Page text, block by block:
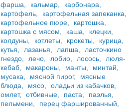
фарша,
кальмар,
карбонара,
картофель,
картофельная запеканка,
картофельное пюре,
картошка,
картошка с мясом,
каша,
клецки,
колдуны,
котлеты, крокеты,
курица,
кутья,
лазанья, лапша,
ласточкино
гнездо,
лечо, лобио, лосось,
люля-
кебаб,
макароны, манты,
минтай,
мусака,
мясной пирог,
мясные
блюда,
мясо,
оладьи из кабачков,
омлет,
отбивные, паста,
паэлья,
пельмени,
перец фаршированный,